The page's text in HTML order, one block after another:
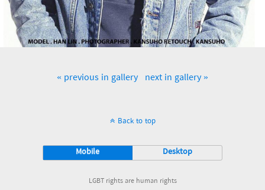
« previous in gallery next in gallery »
Back to top
Mobile Desktop
LGBT rights are human rights